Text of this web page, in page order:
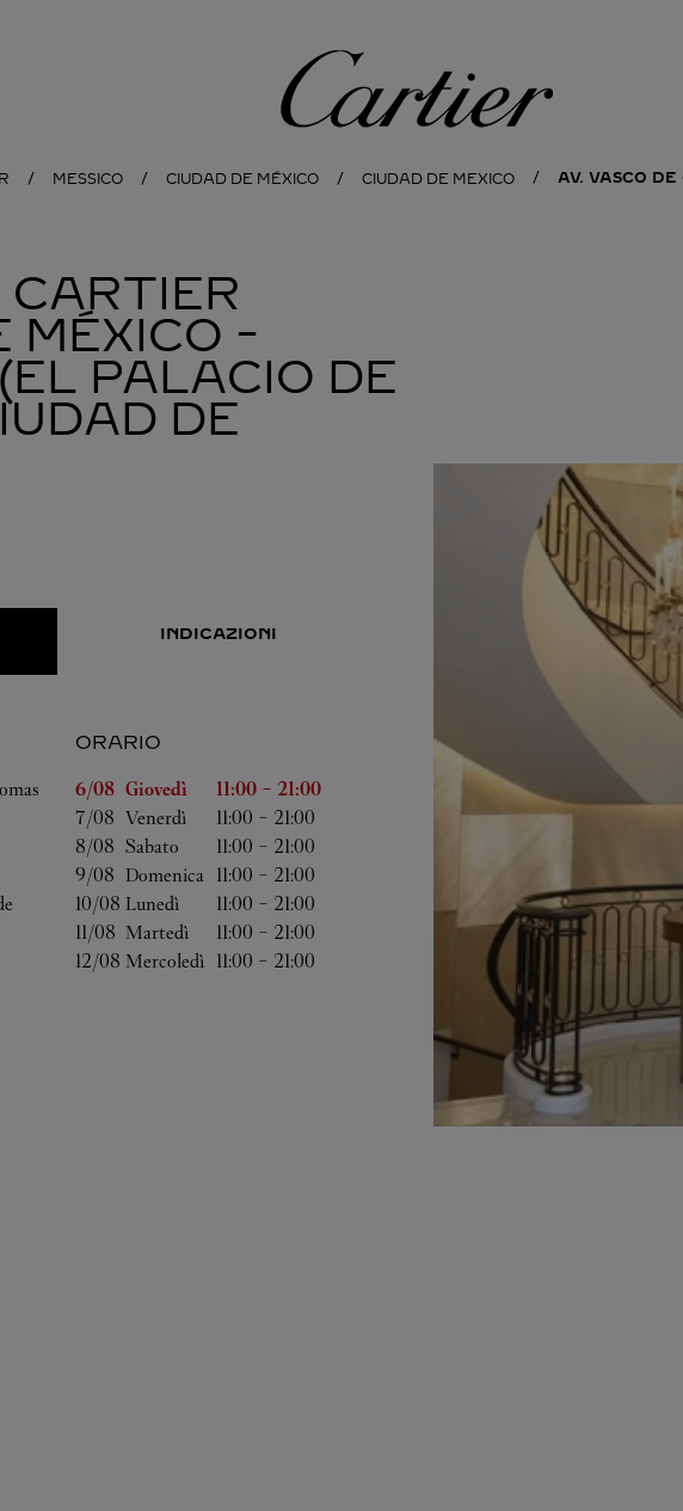
Cartier
MESSICO CIUDAD DE MÉXICO CIUDAD DE MEXICO AV. VASCO
CARTIER
MÉXICO -
PALACIO DE
DE
INDICAZIONI
ORARIO
Giorno della settimanaOrario
6/08 Giovedì 11:00 - 21:00
7/08 Venerdì 11:00 - 21:00
8/08 Sabato 11:00 - 21:00
9/08 Domenica 11:00 - 21:00
10/08 Lunedì 11:00 - 21:00
11/08 Martedì 11:00 - 21:00
12/08 Mercoledì 11:00 - 21:00